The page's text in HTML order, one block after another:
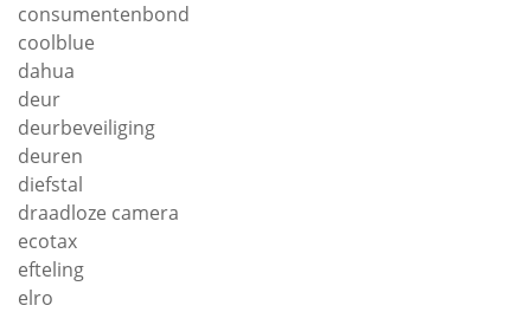
consumentenbond
coolblue
dahua
deur
deurbeveiliging
deuren
diefstal
draadloze camera
ecotax
efteling
elro